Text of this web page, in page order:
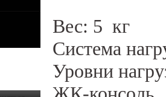
Вес: 5 кг
Система
Уровни